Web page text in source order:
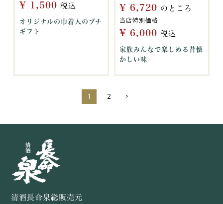
1 2
¥ 1,500 税込
オリジナルの巾着入のプチ
ギフト
¥ 6,720 のところ
当店特別価格
¥ 6,000 税込
家族みんなで楽しめる昔懐
かしい味
清酒長命泉総販売元